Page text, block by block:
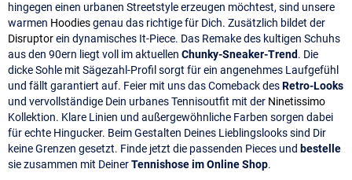
hingegen einen urbanen Streetstyle erzeugen möchtest, sind unsere
warmen Hoodiesgenau das richtige für Dich. Zusätzlich bildet der
Disruptorein dynamisches It-Piece. Das Remake des kultigen Schuhs
aus den 90ern liegt voll im aktuellen Chunky-Sneaker-Trend. Die
dicke Sohle mit Sägezahl-Profil sorgt für ein angenehmes Laufgefühl
und fällt garantiert auf. Feier mit uns das Comeback desRetro-Looks
und vervollständige Dein urbanes Tennisoutfit mit der Ninetissimo
Kollektion. Klare Linien und außergewöhnliche Farben sorgen dabei
für echte Hingucker. Beim Gestalten Deines Lieblingslooks sind Dir
keine Grenzen gesetzt. Finde jetzt die passenden Pieces und bestelle
sie zusammen mit DeinerTennishose im Online Shop.